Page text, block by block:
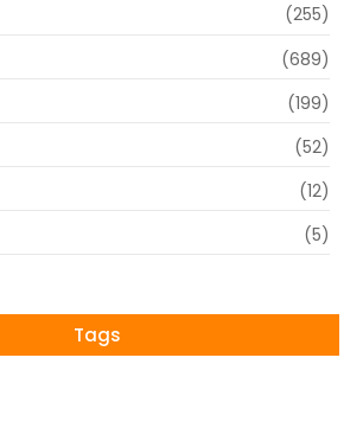
(255)
(689)
(199)
(52)
(12)
(5)
Tags